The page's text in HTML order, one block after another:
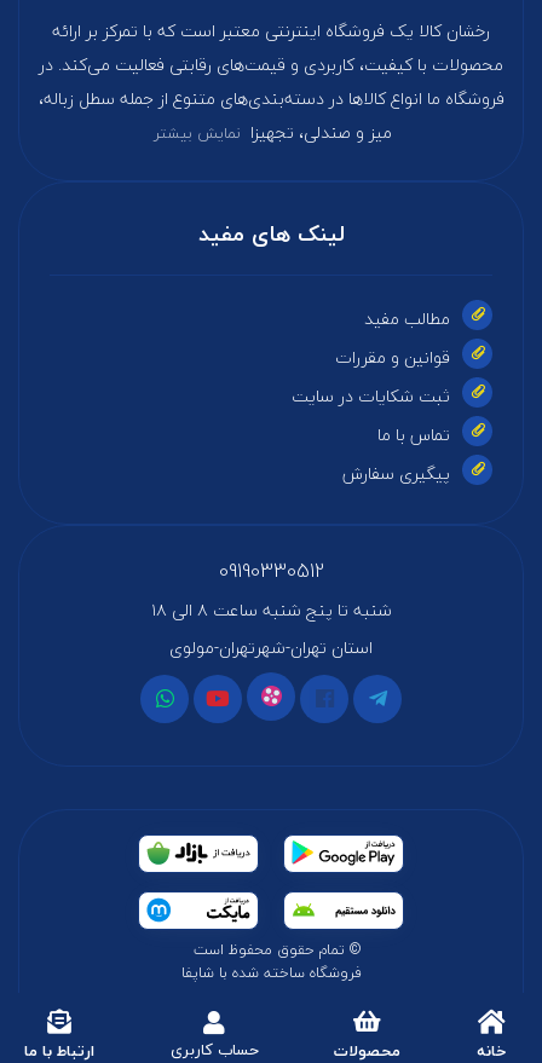
خانه محصولات حساب کاربری ارتباط با ما
رخشان کالا یک فروشگاه اینترنتی معتبر است که با تمرکز بر ارائه
محصولات با کیفیت، کاربردی و قیمت‌های رقابتی فعالیت می‌کند. در
فروشگاه ما انواع کالاها در دسته‌بندی‌های متنوع از جمله سطل زباله،
میز و صندلی، تجهیزا نمایش بیشتر
لینک های مفید
مطالب مفید
قوانین و مقررات
ثبت شکایات در سایت
تماس با ما
پیگیری سفارش
09190330512
شنبه تا پنج شنبه ساعت ۸ الی ۱۸
استان تهران-شهرتهران-مولوی
© تمام حقوق محفوظ است
فروشگاه ساخته شده با شاپفا